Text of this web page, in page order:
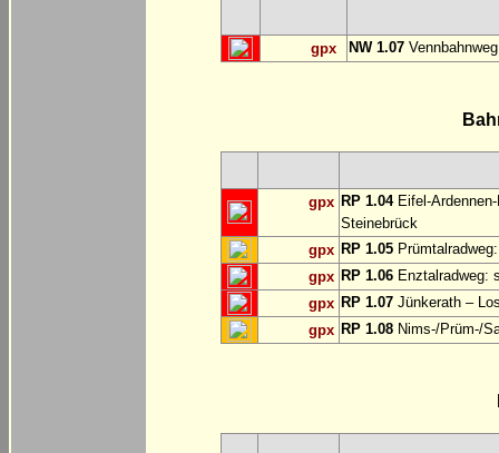
gpx NW 1.07
gpx RP 1.04Eifel-
Steinebrück
gpx RP 1.05
gpx RP 1.06 Enztalradweg:
gpx RP 1.07 Jünkerath –
gpx RP 1.08 Nims-/Prüm-/